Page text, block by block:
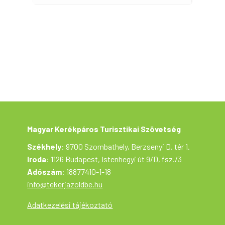
Magyar Kerékpáros Turisztikai Szövetség
Székhely: 9700 Szombathely, Berzsenyi D. tér 1.
Iroda: 1126 Budapest, Istenhegyi út 9/D, fsz./3
Adószám: 18877410-1-18
info@tekerjazoldbe.hu
Adatkezelési tájékoztató